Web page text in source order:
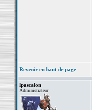
Revenir en haut de page
lpascalon
Administrateur